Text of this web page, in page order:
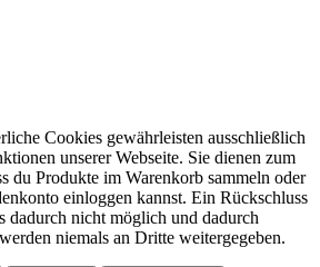
Cookies gewährleisten ausschließlich
unserer Webseite. Sie dienen zum
du Produkte im Warenkorb sammeln oder
einloggen kannst. Ein Rückschluss
dadurch nicht möglich und dadurch
niemals an Dritte weitergegeben.